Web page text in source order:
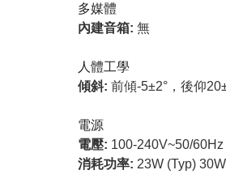
多媒體
內建音箱: 無
人體工學
傾斜: 前傾-5±2°，後仰
電源
電壓: 100-240V~50/60Hz
消耗功率: 23W (Typ)